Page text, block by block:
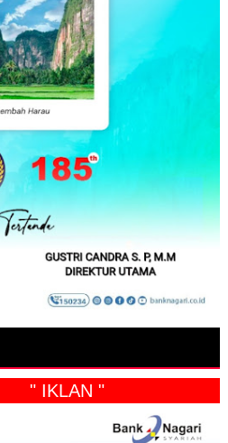
" IKLAN "